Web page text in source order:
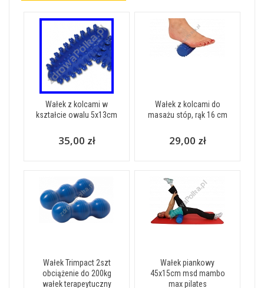
Wałek z kolcami w
kształcie owalu 5x13cm
35,00 zł
Wałek z kolcami do
masażu stóp, rąk 16 cm
29,00 zł
Wałek Trimpact 2szt
obciążenie do 200kg
wałek terapeytuczny
Wałek piankowy
45x15cm msd mambo
max pilates